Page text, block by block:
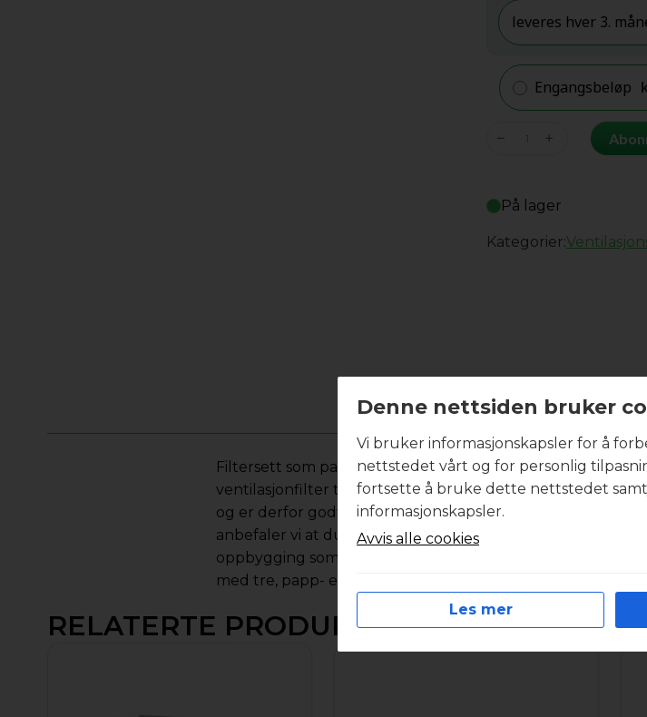
Engangsbeløp
S100R/S140R
På lager
Kategorier:
Filtersett som passer til boligventilasjonsaggregatet
ventilasjonfilter til ditt ventilasjonsanlegget.. Alle filtersett
og er derfor godt egnet når du ønsker et godt inneklima. I
anbefaler vi at du velger filtersett med høyest mulig
oppbygging som sikrer lavest mulig energiforbruk under
med tre, papp- eller plastramme. Produktbildet kan være
RELATERTE PRODUKTER
Denne nettsiden bruker
Vi bruker informasjonskapsler for å
nettstedet vårt og for personlig
fortsette å bruke dette nettstedet
informasjonskapsler.
Avvis alle cookies
Les mer